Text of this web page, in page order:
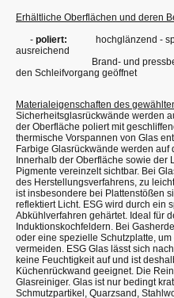
Erhältliche Oberflächen und deren
- poliert:
hochglänzend -
ausreichend
Brand- und pressbedingte
den Schleifvorgang geöffnet
Materialeigenschaften des
Sicherheitsglasrückwände werden
der Oberfläche poliert mit
thermische Vorspannen von Glas
Farbige Glasrückwände werden auf
Innerhalb der Oberfläche sowie der
Pigmente vereinzelt sichtbar. Bei
des Herstellungsverfahrens, zu
ist insbesondere bei Plattenstößen
reflektiert Licht. ESG wird durch ein
Abkühlverfahren gehärtet. Ideal für
Induktionskochfeldern. Bei
oder eine spezielle Schutzplatte,
vermeiden. ESG Glas lässt sich
keine Feuchtigkeit auf und ist
Küchenrückwand geeignet. Die
Glasreiniger. Glas ist nur bedingt
Schmutzpartikel, Quarzsand,